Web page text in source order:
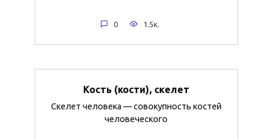
0 1.5к.
Кость (кости), скелет
Скелет человека — совокупность костей
человеческого